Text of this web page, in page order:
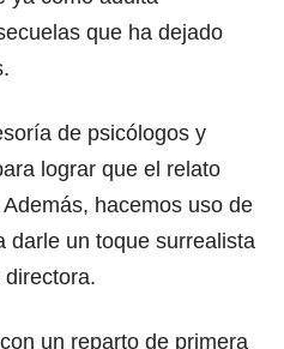
que ha dejado
de psicólogos y
lograr que el relato
hacemos uso de
darle un toque surrealista
directora.
un reparto de primera